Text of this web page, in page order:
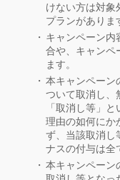
けない方は対象
プランがありま
キャンペーン内
合や、キャンペ
ます。
本キャンペーン
ついて取消し、
「取消し等」
理由の如何にか
ず、当該取消し
ナスの付与は全
本キャンペーン